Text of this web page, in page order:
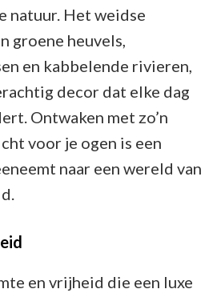
natuur. Het weidse
groene heuvels,
en kabbelende rivieren,
decor dat elke dag
Ontwaken met zo’n
voor je ogen is een
naar een wereld van
en vrijheid die een luxe